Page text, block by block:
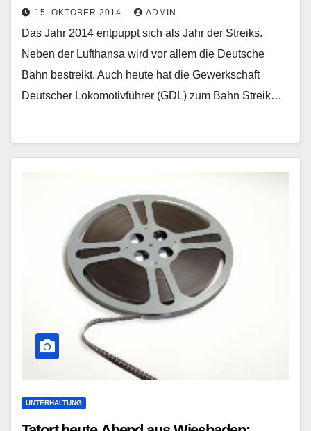
15. OKTOBER 2014 ADMIN
Das Jahr 2014 entpuppt sich als Jahr der Streiks.
Neben der Lufthansa wird vor allem die Deutsche
Bahn bestreikt. Auch heute hat die Gewerkschaft
Deutscher Lokomotivführer (GDL) zum Bahn Streik…
UNTERHALTUNG